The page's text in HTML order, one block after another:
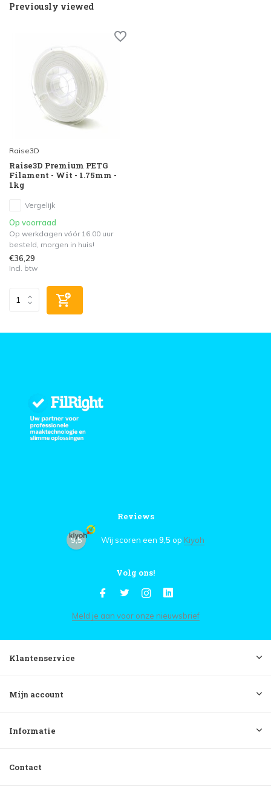
Previously viewed
Raise3D
Raise3D Premium PETG
Filament - Wit - 1.75mm -
1kg
Vergelijk
Op voorraad
Op werkdagen vóór 16.00 uur
besteld, morgen in huis!
€36,29
Incl. btw
Reviews
9,5 Wij scoren een 9,5 op Kiyoh
Volg ons!
Meld je aan voor onze nieuwsbrief
Klantenservice
Mijn account
Informatie
Contact